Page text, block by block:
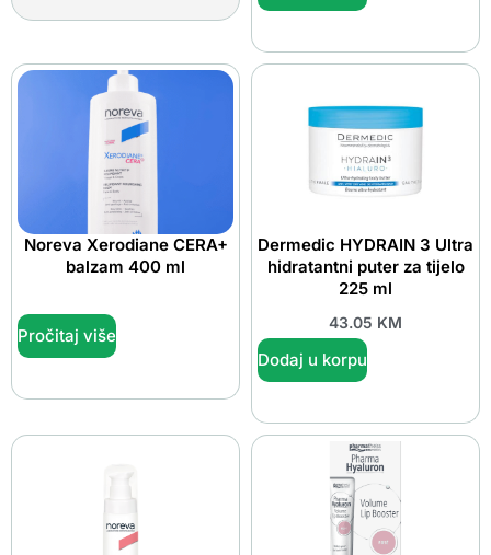
Noreva Xerodiane CERA+
balzam 400 ml
Pročitaj više
Dermedic HYDRAIN 3 Ultra
hidratantni puter za tijelo
225 ml
43.05 KM
Dodaj u korpu